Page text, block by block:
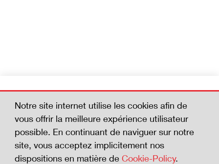
Notre site internet utilise les cookies afin de
vous offrir la meilleure expérience utilisateur
possible. En continuant de naviguer sur notre
site, vous acceptez implicitement nos
dispositions en matière de Cookie-Policy.
Devenez membre
mortels. En adhérant à la Charte de la
sécurité, vous affichez votre volonté de vous
investir en faveur de la sécurité.